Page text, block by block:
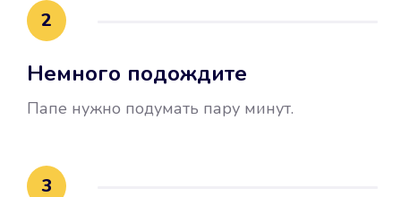
воспользовались бесплатной
это открыло новые возможности в
2
Немного подождите
Папе нужно подумать пару минут.
3